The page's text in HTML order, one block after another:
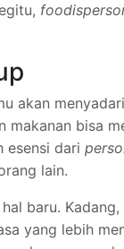
akan
bisa
esensi dari
lain.
baru.
yang lebih